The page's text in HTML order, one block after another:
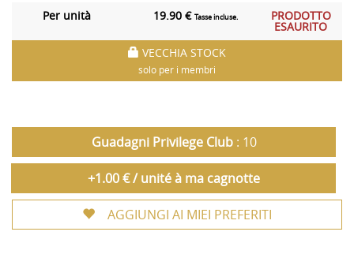
Per unità 19.90 €Tasse incluse. PRODOTTO
ESAURITO
VECCHIA STOCK
solo per i membri
Guadagni Privilege Club: 10
+1.00 € / unité à ma cagnotte
AGGIUNGI AI MIEI PREFERITI